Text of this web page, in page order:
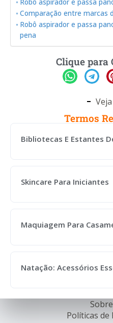
Robô aspirador e passa
Comparação entre marcas
Robô aspirador e passa
pena
Clique para
Termos
Bibliotecas E Estantes
Skincare Para Iniciantes
Maquiagem Para
Natação: Acessórios
Políticas de